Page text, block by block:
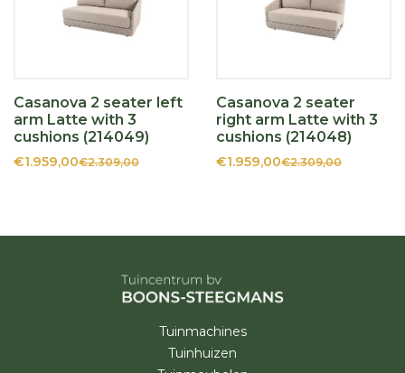
Casanova 2 seater left
arm Latte with 3
cushions (214049)
€1.959,00€2.309,00
Casanova 2 seater
right arm Latte with 3
cushions (214048)
€1.959,00€2.309,00
Tuinmachines
Tuinhuizen